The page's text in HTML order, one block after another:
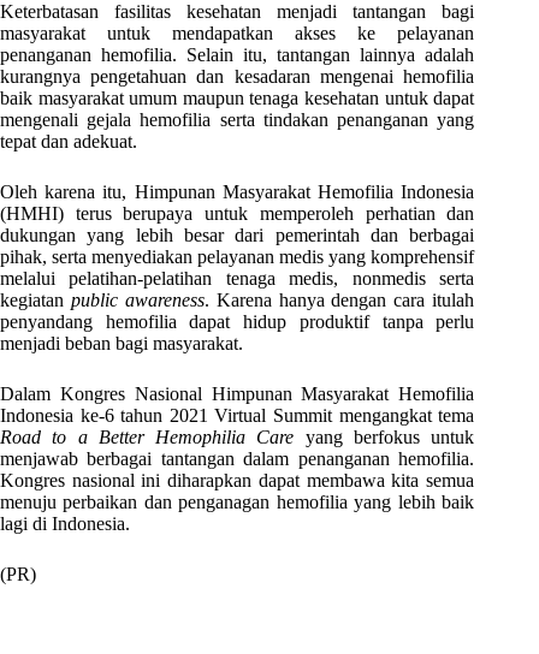
Keterbatasan fasilitas kesehatan menjadi tantangan bagi
masyarakat untuk mendapatkan akses ke pelayanan
penanganan hemofilia. Selain itu, tantangan lainnya adalah
kurangnya pengetahuan dan kesadaran mengenai hemofilia
baik masyarakat umum maupun tenaga kesehatan untuk dapat
mengenali gejala hemofilia serta tindakan penanganan yang
tepat dan adekuat.
Oleh karena itu, Himpunan Masyarakat Hemofilia Indonesia
(HMHI) terus berupaya untuk memperoleh perhatian dan
dukungan yang lebih besar dari pemerintah dan berbagai
pihak, serta menyediakan pelayanan medis yang komprehensif
melalui pelatihan-pelatihan tenaga medis, nonmedis serta
kegiatan public awareness. Karena hanya dengan cara itulah
penyandang hemofilia dapat hidup produktif tanpa perlu
menjadi beban bagi masyarakat.
Dalam Kongres Nasional Himpunan Masyarakat Hemofilia
Indonesia ke-6 tahun 2021 Virtual Summit mengangkat tema
Road to a Better Hemophilia Care yang berfokus untuk
menjawab berbagai tantangan dalam penanganan hemofilia.
Kongres nasional ini diharapkan dapat membawa kita semua
menuju perbaikan dan penganagan hemofilia yang lebih baik
lagi di Indonesia.
(PR)